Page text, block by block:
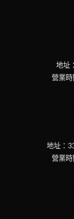
地址：
營業
地址：
營業